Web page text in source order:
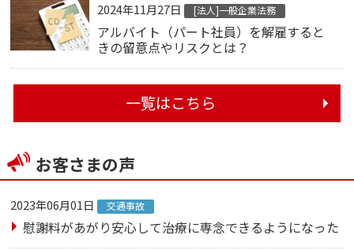
2024年11月27日 [法人]一般企業法務
アルバイト（パート社員）を解雇すると
きの留意点やリスクとは？
一覧はこちら
お客さまの声
2023年06月01日 交通事故
慰謝料があがり安心して治療に専念できるようになった